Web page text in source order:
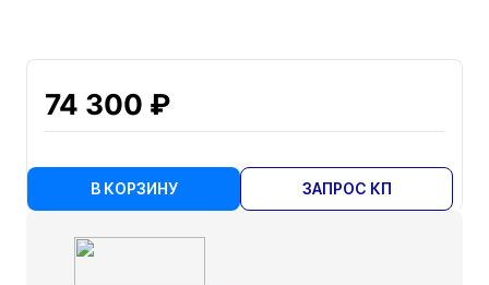
74 300 ₽
В КОРЗИНУ ЗАПРОС КП